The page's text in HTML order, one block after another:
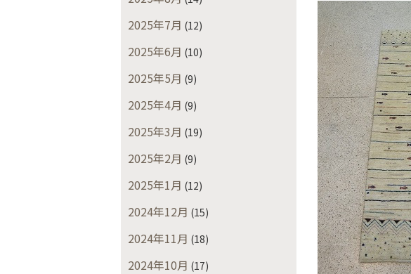
2025年7月 (12)
2025年6月 (10)
2025年5月 (9)
2025年4月 (9)
2025年3月 (19)
2025年2月 (9)
2025年1月 (12)
2024年12月 (15)
2024年11月 (18)
2024年10月 (17)